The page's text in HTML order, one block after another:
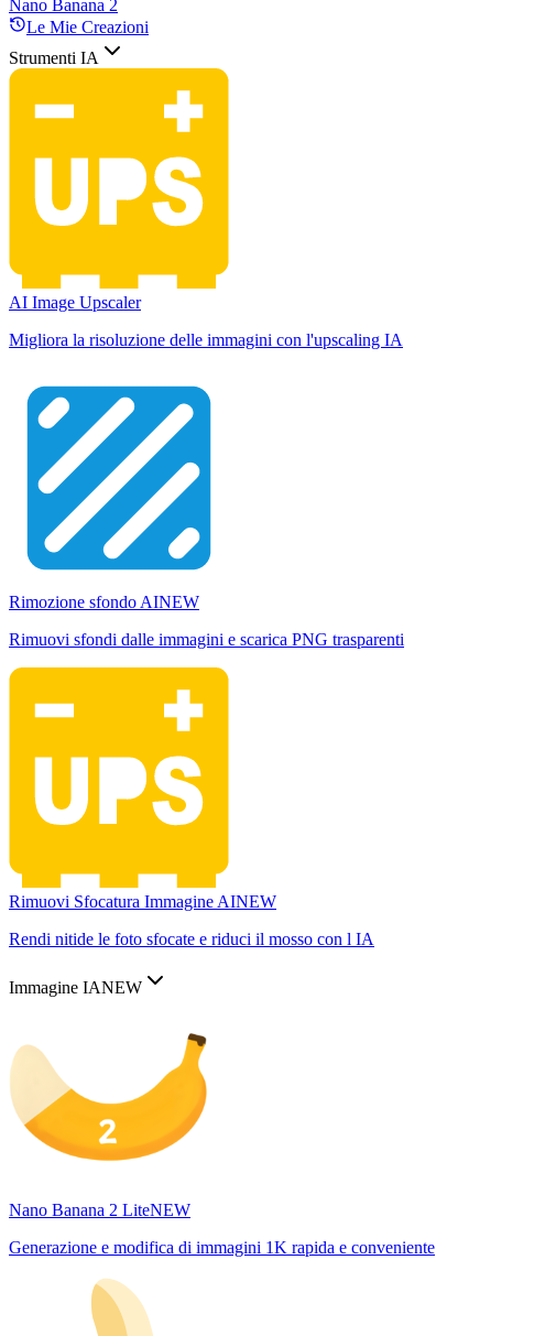
Nano Banana 2
Le Mie Creazioni
Strumenti IA
AI Image Upscaler
Migliora la risoluzione delle immagini con l'upscaling IA
Rimozione sfondo AINEW
Rimuovi sfondi dalle immagini e scarica PNG trasparenti
Rimuovi Sfocatura Immagine AINEW
Rendi nitide le foto sfocate e riduci il mosso con l IA
Immagine IANEW
Nano Banana 2 LiteNEW
Generazione e modifica di immagini 1K rapida e conveniente